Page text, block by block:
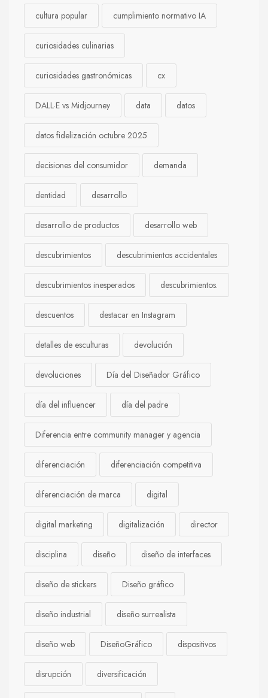
cultura popular cumplimiento normativo IA
curiosidades culinarias
curiosidades gastronómicas cx
DALL·E vs Midjourney data datos
datos fidelización octubre 2025
decisiones del consumidor demanda
dentidad desarrollo
desarrollo de productos desarrollo web
descubrimientos descubrimientos accidentales
descubrimientos inesperados descubrimientos.
descuentos destacar en Instagram
detalles de esculturas devolución
devoluciones Día del Diseñador Gráfico
día del influencer día del padre
Diferencia entre community manager y agencia
diferenciación diferenciación competitiva
diferenciación de marca digital
digital marketing digitalización director
disciplina diseño diseño de interfaces
diseño de stickers Diseño gráfico
diseño industrial diseño surrealista
diseño web DiseñoGráfico dispositivos
disrupción diversificación